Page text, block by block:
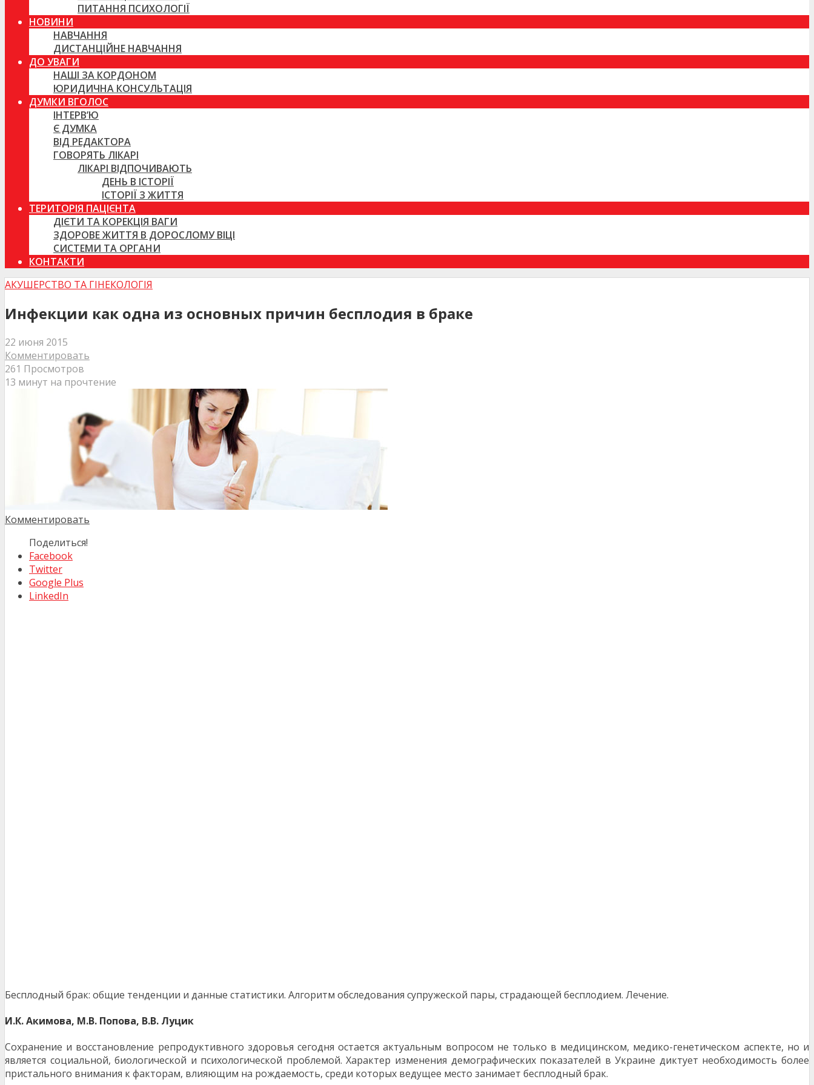
ПИТАННЯ ПСИХОЛОГІЇ
НОВИНИ
НАВЧАННЯ
ДИСТАНЦІЙНЕ НАВЧАННЯ
ДО УВАГИ
НАШІ ЗА КОРДОНОМ
ЮРИДИЧНА КОНСУЛЬТАЦІЯ
ДУМКИ ВГОЛОС
ІНТЕРВ’Ю
Є ДУМКА
ВІД РЕДАКТОРА
ГОВОРЯТЬ ЛІКАРІ
ЛІКАРІ ВІДПОЧИВАЮТЬ
ДЕНЬ В ІСТОРІЇ
ІСТОРІЇ З ЖИТТЯ
ТЕРИТОРІЯ ПАЦІЄНТА
ДІЄТИ ТА КОРЕКЦІЯ ВАГИ
ЗДОРОВЕ ЖИТТЯ В ДОРОСЛОМУ ВІЦІ
СИСТЕМИ ТА ОРГАНИ
КОНТАКТИ
АКУШЕРСТВО ТА ГІНЕКОЛОГІЯ
Инфекции как одна из основных причин бесплодия в браке
22 июня 2015
Комментировать
261 Просмотров
13 минут на прочтение
Комментировать
Поделиться!
Facebook
Twitter
Google Plus
LinkedIn
Бесплодный брак: общие тенденции и данные статистики. Алгоритм обследования супружеской пары, страдающей бесплодием. Лечение.
И.К. Акимова, М.В. Попова, В.В. Луцик
Сохранение и восстановление репродуктивного здоровья сегодня остается актуальным вопросом не только в медицинском, медико-генетическом аспекте, но и
является социальной, биологической и психологической проблемой. Характер изменения демографических показателей в Украине диктует необходимость более
пристального внимания к факторам, влияющим на рождаемость, среди которых ведущее место занимает бесплодный брак.